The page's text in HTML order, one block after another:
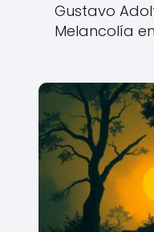
Gustavo
Melancolía